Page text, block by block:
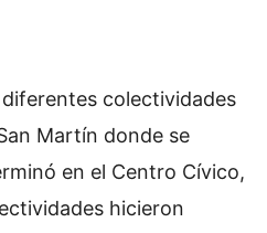
colectividades
Martín donde se
en el Centro Cívico,
hicieron